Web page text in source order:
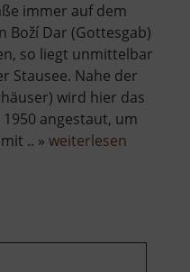
immer auf dem
Boží Dar (Gottesgab)
so liegt unmittelbar
Stausee. Nahe der
wird hier das
angestaut, um
.. » weiterlesen